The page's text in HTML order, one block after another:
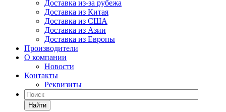
Доставка из-за рубежа
Доставка из Китая
Доставка из США
Доставка из Азии
Доставка из Европы
Производители
О компании
Новости
Контакты
Реквизиты
Найти